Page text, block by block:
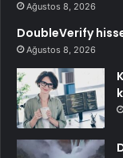
Ağustos 8, 2026
DoubleVerify
Ağustos 8, 2026